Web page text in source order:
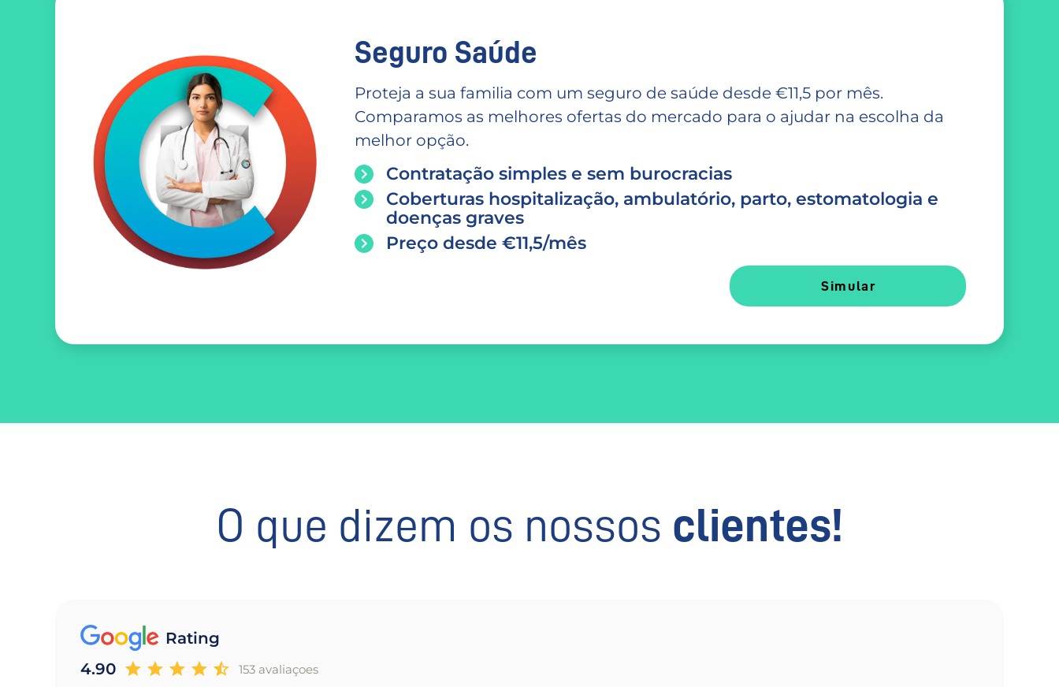
Seguro Saúde
Proteja a sua familia com um seguro de saúde desde €11,5 por mês.
Comparamos as melhores ofertas do mercado para o ajudar na escolha da
melhor opção.
Contratação simples e sem burocracias
Coberturas hospitalização, ambulatório, parto, estomatologia e
doenças graves
Preço desde €11,5/mês
Simular
O que dizem os nossos clientes!
Rating
4.90
153 avaliaçoes